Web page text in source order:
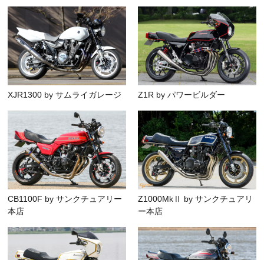
XJR1300 by サムライガレージ Z1R by パワービルダー
CB1100F by サンクチュアリー
本店
Z1000MkⅡ by サンクチュアリ
ー本店